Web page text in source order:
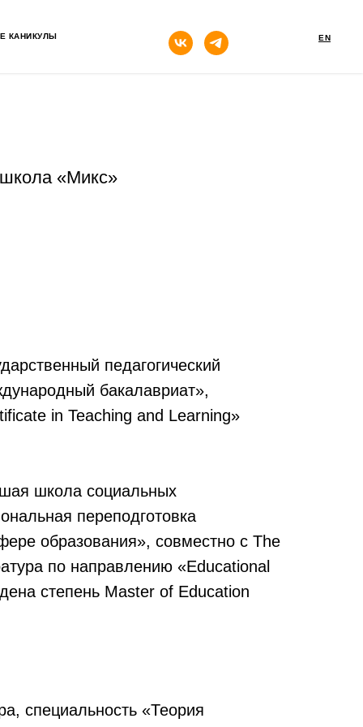
КАНИКУЛЫ EN
«Микс»
педагогический
бакалавриат»,
in Teaching and Learning»
школа социальных
переподготовка
образования», совместно с The
по направлению «Educational
степень Master of Education
специальность «Теория